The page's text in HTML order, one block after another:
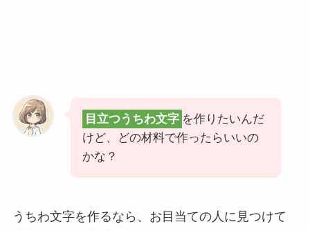
目立つうちわ文字 を作りたいんだ
けど、どの材料で作ったらいいの
かな？
うちわ文字を作るなら、お目当ての人に見つけて